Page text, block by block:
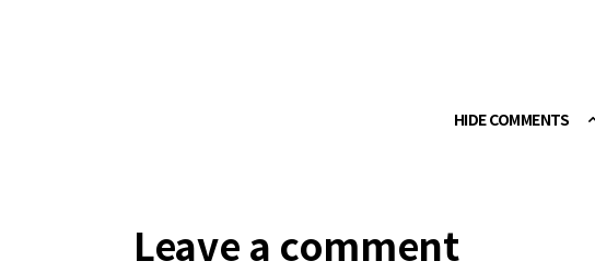
HIDE COMMENTS
Leave a comment